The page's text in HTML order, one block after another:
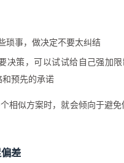
琐事，做决定不要太纠结
决策，可以试试给自己强加
和预先的承诺
相似方案时，就会倾向于避
差